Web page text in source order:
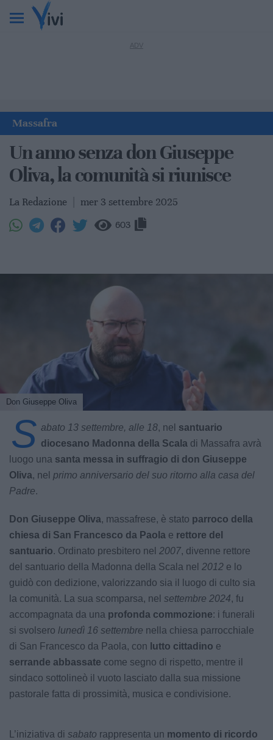
Massafra
Un anno senza don Giuseppe
Oliva, la comunità si riunisce
La Redazione mer 3 settembre 2025
603
Don Giuseppe Oliva
S abato 13 settembre, alle 18, nel santuario
diocesano Madonna della Scala di Massafra avrà
luogo una santa messa in suffragio di don Giuseppe
Oliva, nel primo anniversario del suo ritorno alla casa del
Padre.
Don Giuseppe Oliva, massafrese, è stato parroco della
chiesa di San Francesco da Paola e rettore del
santuario. Ordinato presbitero nel 2007, divenne rettore
del santuario della Madonna della Scala nel 2012 e lo
guidò con dedizione, valorizzando sia il luogo di culto sia
la comunità. La sua scomparsa, nel settembre 2024, fu
accompagnata da una profonda commozione: i funerali
si svolsero lunedì 16 settembre nella chiesa parrocchiale
di San Francesco da Paola, con lutto cittadino e
serrande abbassate come segno di rispetto, mentre il
sindaco sottolineò il vuoto lasciato dalla sua missione
pastorale fatta di prossimità, musica e condivisione.
L’iniziativa di sabato rappresenta un momento di ricordo